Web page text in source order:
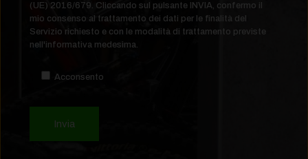
(UE) 2016/679. Cliccando sul pulsante INVIA, confermo il
mio consenso al trattamento dei dati per le finalità del
Servizio richiesto e con le modalità di trattamento previste
nell'informativa medesima.
Acconsento